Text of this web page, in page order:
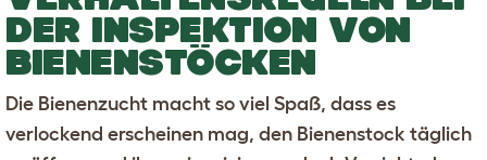
e
d
r
p
d
o
w
DER INSPEKTION VON
BIENENSTÖCKEN
Die Bienenzucht macht so viel Spaß, dass es
verlockend erscheinen mag, den Bienenstock täglich